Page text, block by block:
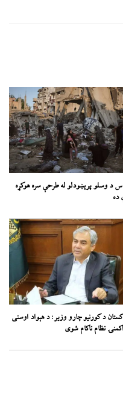
د وسلو پرېښودلو له طرحې سره هوکړه
ده
د کورنیو چارو وزیر: د هېواد اوسنی
نظام ناکام شوی